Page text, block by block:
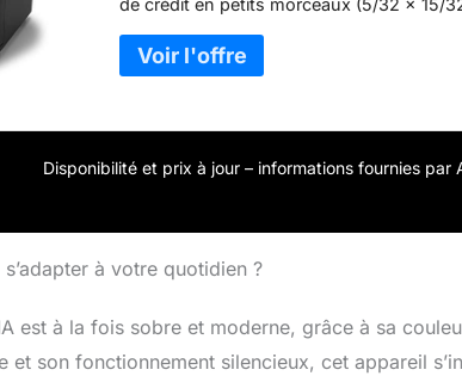
Inversion automatique anti-bourrage
fonctionnement ultra silencieux Poubelle
Dimensions du produit : 36,6 x 28 x 49,1
Disponibilité et prix à jour – informations fournies par
à votre quotidien ?
est à la fois sobre et moderne, grâce à sa
et son fonctionnement silencieux, cet appareil